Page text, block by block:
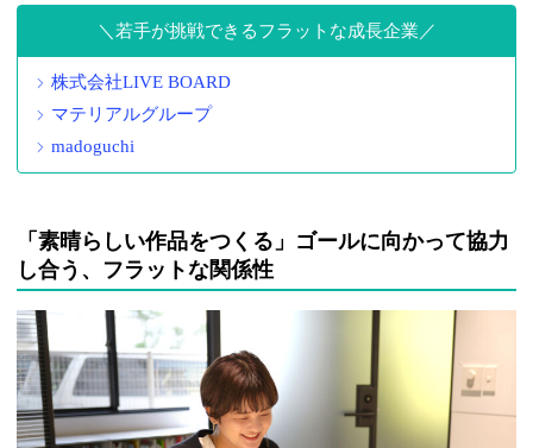
若手が挑戦できるフラットな成長企業
株式会社LIVE BOARD
マテリアルグループ
madoguchi
「素晴らしい作品をつくる」ゴールに向かって協力
し合う、フラットな関係性